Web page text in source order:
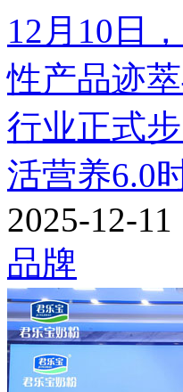
12月10日
性产品迹
行业正式
活营养6.0
2025-12-11
品牌